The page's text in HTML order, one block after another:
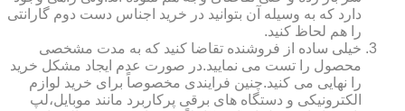
دارد که به وسیله آن بتوانید در خرید اجناس دست دوم گارانتی
را هم لحاظ کنید.
خیلی ساده از فروشنده تقاضا کنید که به مدت مشخصی
محصول را تست می نمایید.در صورت عدم ایجاد مشکل خرید
را نهایی می کنید.چنین فرایندی مخصوصاً برای خرید لوازم
الکترونیکی و دستگاه های برقی پرکاربرد مانند موبایل،لپ